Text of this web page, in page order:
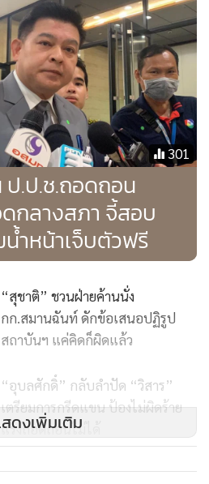
ใจ แต่ไม่สบายกาย เพราะเจ็บหู
ณะก.ก.
ภา กล่าวถึงการประชุมร่วมรัฐสภา
ประเทศ 2 วันที่ผ่านมาว่า เห็นตรง
ณะทำงานศึกษาสร้างความ
มกับกลุ่มผู้ชุมนุม จึงได้ประสานไปยัง
ศึกษารูปแบบหาทางออกร่วมกัน
ณะทำงาน ว่าควรจะเป็นอย่างไร
ยังไม่มีความชัดเจนว่าต้องการรูป
ในการตั้งคณะทำงานคืออะไร
อยเพียงใด หากจะใช้รูปแบบคณะ
จำเป็นต้องให้สถาบันพระปกเกล้า
301
ป.ป.ช.ถอดถอน
ดกลางสภา จี้สอบ
ำหน้าเจ็บตัวฟรี
“สุชาติ” ชวนฝ่ายค้านนั่ง
กก.สมานฉันท์ ดักข้อเสนอปฏิรูป
สถาบันฯ แค่คิดก็ผิดแล้ว
“อุบลศักดิ์” กลับลำปัด “วิสาร”
เตรียมการกรีดแขน ป้องไม่ผิดร้าย
แรงถอดถอนไม่ได้
บิ๊กตู่ลั่นไม่ออก-ตั้งคณะกรรมการผ่า
ดงเพิ่มเติม